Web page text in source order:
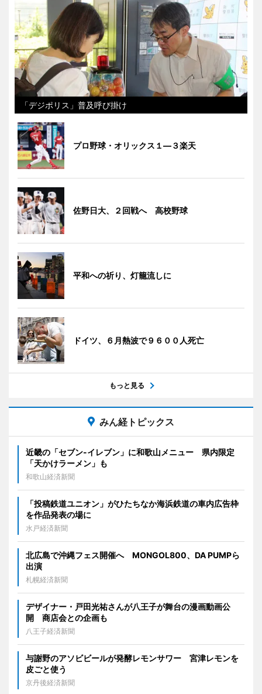
「デジポリス」普及呼び掛け
プロ野球・オリックス１―３楽天
佐野日大、２回戦へ 高校野球
平和への祈り、灯籠流しに
ドイツ、６月熱波で９６００人死亡
もっと見る
みん経トピックス
近畿の「セブン-イレブン」に和歌山メニュー 県内限定
「天かけラーメン」も
和歌山経済新聞
「投稿鉄道ユニオン」がひたちなか海浜鉄道の車内広告枠
を作品発表の場に
水戸経済新聞
北広島で沖縄フェス開催へ MONGOL800、DA PUMPら
出演
札幌経済新聞
デザイナー・戸田光祐さんが八王子が舞台の漫画動画公
開 商店会との企画も
八王子経済新聞
与謝野のアソビビールが発酵レモンサワー 宮津レモンを
皮ごと使う
京丹後経済新聞